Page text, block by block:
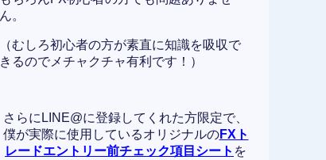
ん。
（むしろ初心者の方が素直に知識を吸収で
きるのでメチャクチャ有利です！）
さらにLINE@に登録してくれた方限定で、
僕が実際に使用しているオリジナルのFXト
レードエントリー前チェック項目シート を